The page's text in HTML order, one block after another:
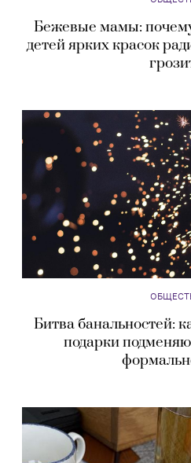
Бежевые мамы:
детей ярких красок
Битва банальностей:
подарки